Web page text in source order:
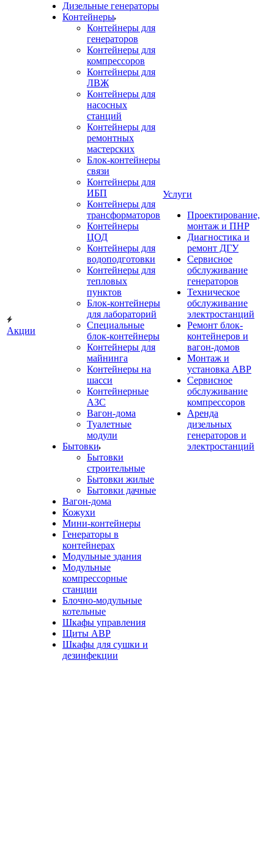
Акции
Дизельные генераторы
Контейнеры
Контейнеры для
генераторов
Контейнеры для
компрессоров
Контейнеры для
ЛВЖ
Контейнеры для
насосных
станций
Контейнеры для
ремонтных
мастерских
Блок-контейнеры
связи
Контейнеры для
ИБП
Контейнеры для
трансформаторов
Контейнеры
ЦОД
Контейнеры для
водоподготовки
Контейнеры для
тепловых
пунктов
Блок-контейнеры
для лабораторий
Специальные
блок-контейнеры
Контейнеры для
майнинга
Контейнеры на
шасси
Контейнерные
АЗС
Вагон-дома
Туалетные
модули
Бытовки
Бытовки
строительные
Бытовки жилые
Бытовки дачные
Вагон-дома
Кожухи
Мини-контейнеры
Генераторы в
контейнерах
Модульные здания
Модульные
компрессорные
станции
Блочно-модульные
котельные
Шкафы управления
Щиты АВР
Шкафы для сушки и
дезинфекции
Услуги
Проектирование,
монтаж и ПНР
Диагностика и
ремонт ДГУ
Сервисное
обслуживание
генераторов
Техническое
обслуживание
электростанций
Ремонт блок-
контейнеров и
вагон-домов
Монтаж и
установка АВР
Сервисное
обслуживание
компрессоров
Аренда
дизельных
генераторов и
электростанций